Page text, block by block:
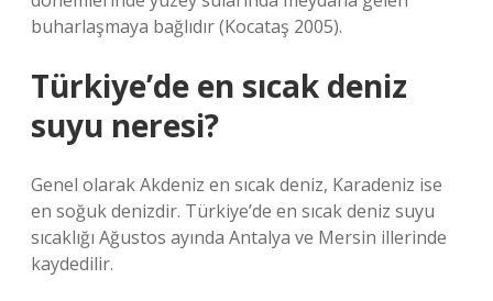
buharlaşmaya bağlıdır (Kocataş 2005).
Türkiye’de en sıcak deniz
suyu neresi?
Genel olarak Akdeniz en sıcak deniz, Karadeniz ise
en soğuk denizdir. Türkiye’de en sıcak deniz suyu
sıcaklığı Ağustos ayında Antalya ve Mersin illerinde
kaydedilir.